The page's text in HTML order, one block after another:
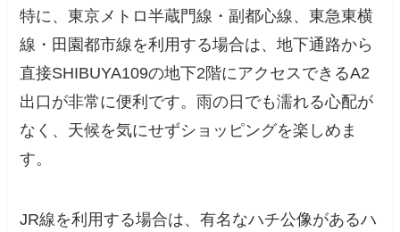
特に、東京メトロ半蔵門線・副都心線、東急東横
線・田園都市線を利用する場合は、地下通路から
直接SHIBUYA109の地下2階にアクセスできるA2
出口が非常に便利です。雨の日でも濡れる心配が
なく、天候を気にせずショッピングを楽しめま
す。
JR線を利用する場合は、有名なハチ公像があるハ